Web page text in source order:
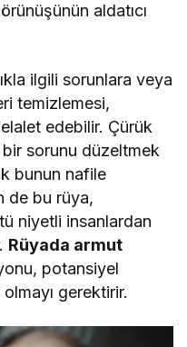
aldatıcı
ilgili sorunlara veya
temizlemesi,
edebilir. Çürük
sorunu düzeltmek
bunun nafile
de bu rüya,
niyetli insanlardan
Rüyada armut
potansiyel
gerektirir.